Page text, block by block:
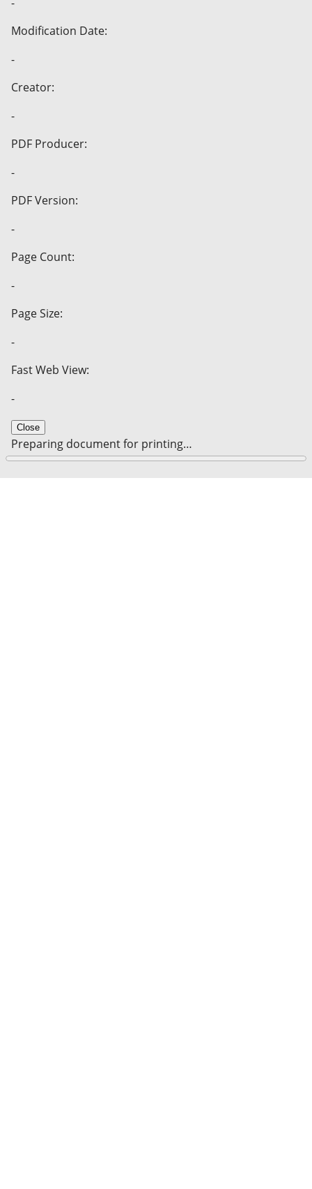
Modification Date:
-
Creator:
-
PDF Producer:
-
PDF Version:
-
Page Count:
-
Page Size:
-
Fast Web View:
-
Close
Preparing document for printing…